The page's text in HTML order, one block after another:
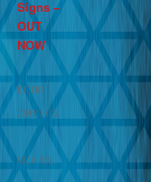
Signs –
OUT
NOW
RECENT
COMMENTS
ARCHIVES